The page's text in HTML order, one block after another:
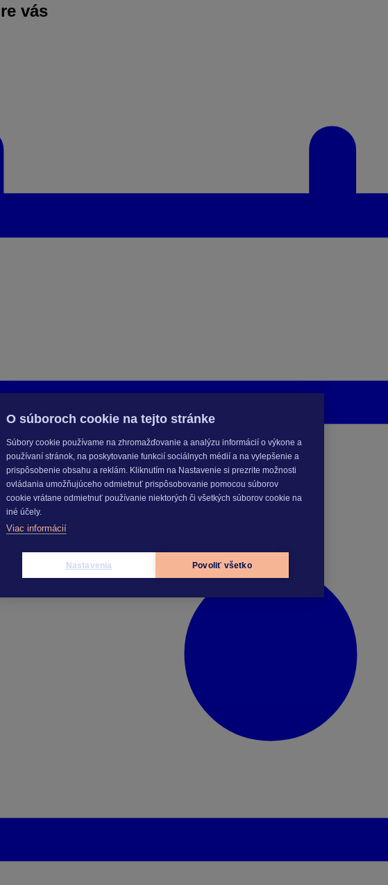
vás
O súboroch cookie na tejto stránke
Súbory cookie používame na zhromažďovanie a analýzu informácií o výkone a
používaní stránok, na poskytovanie funkcií sociálnych médií a na vylepšenie a
prispôsobenie obsahu a reklám. Kliknutím na Nastavenie si prezrite možnosti
ovládania umožňujúceho odmietnuť prispôsobovanie pomocou súborov
cookie vrátane odmietnuť používanie niektorých či všetkých súborov cookie na
iné účely.
Viac informácií
Nastavenia Povoliť všetko